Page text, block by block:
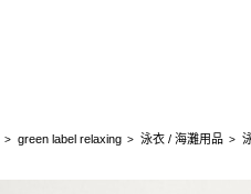
> green label relaxing > 泳衣 / 海灘用品 >